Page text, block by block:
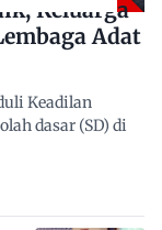
Keluarga
Adat
Keadilan
dasar (SD) di